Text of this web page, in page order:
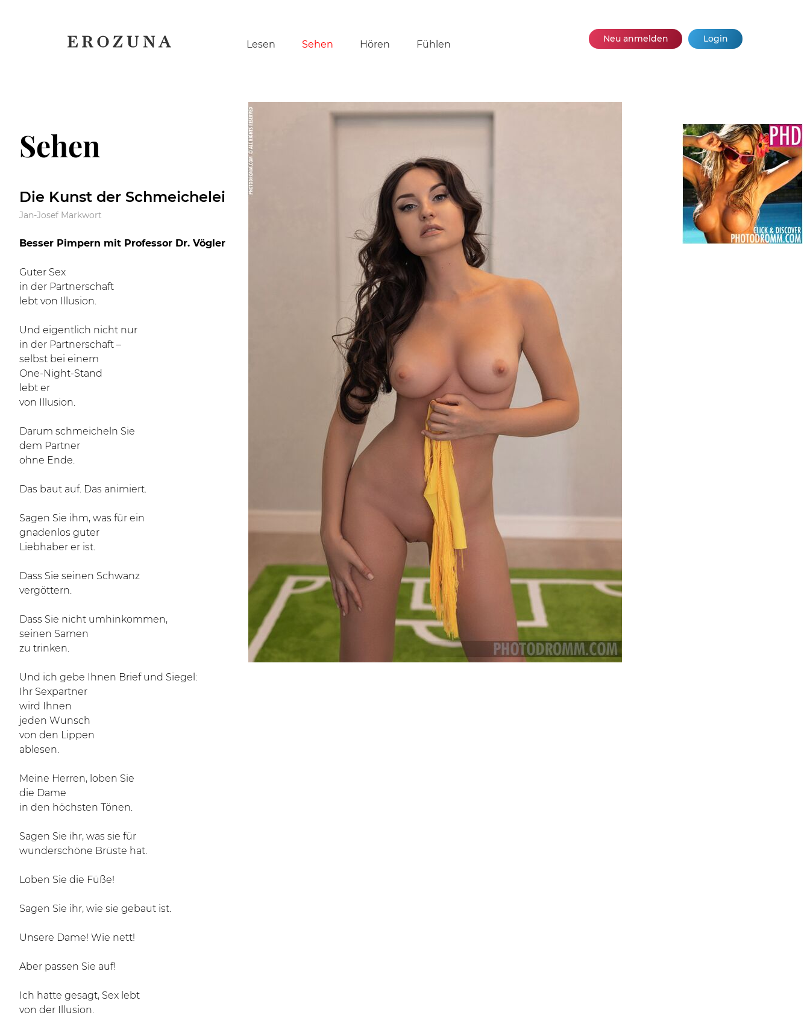
Navigation
Lesen Sehen Hören Fühlen Neu anmelden Login
Sehen
Die Kunst der Schmeichelei
Jan-Josef Markwort
Besser Pimpern mit Professor Dr. Vögler
Guter Sex
in der Partnerschaft
lebt von Illusion.
Und eigentlich nicht nur
in der Partnerschaft –
selbst bei einem
One-Night-Stand
lebt er
von Illusion.
Darum schmeicheln Sie
dem Partner
ohne Ende.
Das baut auf. Das animiert.
Sagen Sie ihm, was für ein
gnadenlos guter
Liebhaber er ist.
Dass Sie seinen Schwanz
vergöttern.
Dass Sie nicht umhinkommen,
seinen Samen
zu trinken.
Und ich gebe Ihnen Brief und Siegel:
Ihr Sexpartner
wird Ihnen
jeden Wunsch
von den Lippen
ablesen.
Meine Herren, loben Sie
die Dame
in den höchsten Tönen.
Sagen Sie ihr, was sie für
wunderschöne Brüste hat.
Loben Sie die Füße!
Sagen Sie ihr, wie sie gebaut ist.
Unsere Dame! Wie nett!
Aber passen Sie auf!
Ich hatte gesagt, Sex lebt
von der Illusion.